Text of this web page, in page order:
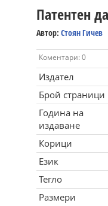
Патентен
Автор: Стоян Гичев
Коментари: 0
Издател
Брой страници
Година на
издаване
Корици
Език
Тегло
Размери